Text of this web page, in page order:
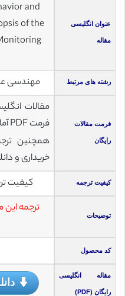
عنوان انگلیسی
مقاله
and
of the
رشته های مرتبط مهندسی
فرمت مقالات
رایگان
مقالات
فرمت PDF آماده دانلود رایگان میباشند
همچنین
خریداری و
کیفیت ترجمه کیفیت
توضیحات
ترجمه
کد محصول
مقاله انگلیسی
رایگان (PDF)